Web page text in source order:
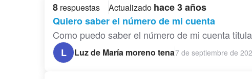
8 respuestas Actualizado hace 3 años
Quiero saber el número de mi cuenta
Como puedo saber el número de mi cuenta
L
Luz de María moreno tena7 de septiembre de